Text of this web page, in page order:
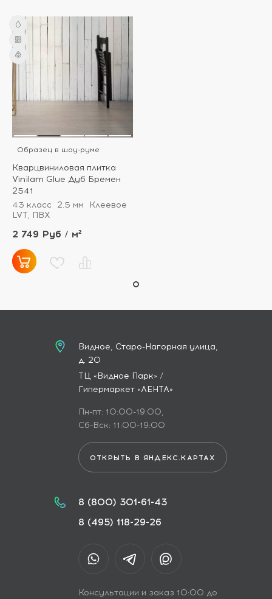
Образец в шоу-руме
Кварцвиниловая плитка
Vinilam Glue Дуб Бремен
2541
43 класс
2.5 мм
Клеевое
LVT, ПВХ
2 749 Руб / м²
Видное, Старо-Нагорная улица,
д. 20
ТЦ «Видное Парк» /
Гипермаркет «ЛЕНТА»
Пн-пт: 10:00-19:00,
Сб-Вск: 11:00-19:00
ОТКРЫТЬ В ЯНДЕКС.КАРТАХ
8 (800) 301-61-43
8 (495) 118-29-26
Консультации и заказ 10:00 до